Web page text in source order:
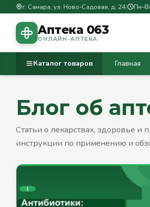
г. Самара, ул. Ново-Садовая, д. 24|
Аптека 063
ОНЛАЙН-АПТЕКА
Каталог товаров Главная
Блог об
Статьи о лекарствах, здоровье
инструкции по применению и